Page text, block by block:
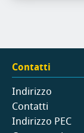
Contatti
Indirizzo
Contatti
Indirizzo PEC